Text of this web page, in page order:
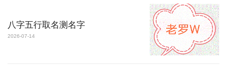
八字五行取名测名字
2026-07-14